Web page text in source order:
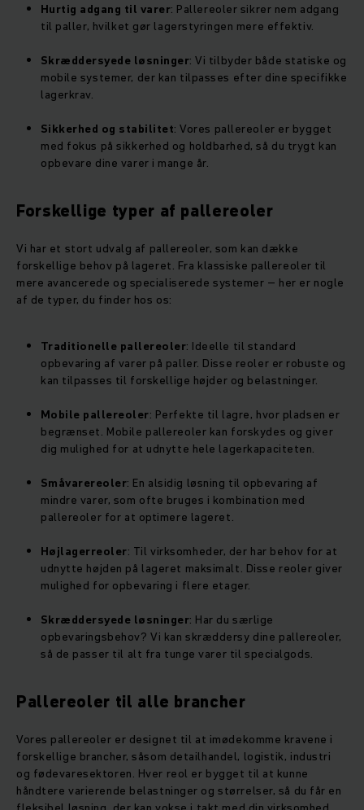
Hurtig adgang til varer: Pallereoler sikrer nem adgang
til paller, hvilket gør lagerstyringen mere effektiv.
Skræddersyede løsninger: Vi tilbyder både statiske og
mobile systemer, der kan tilpasses efter dine specifikke
lagerkrav.
Sikkerhed og stabilitet: Vores pallereoler er bygget
med fokus på sikkerhed og holdbarhed, så du trygt kan
opbevare dine varer i mange år.
Forskellige typer af pallereoler
Vi har et stort udvalg af pallereoler, som kan dække
forskellige behov på lageret. Fra klassiske pallereoler til
mere avancerede og specialiserede systemer – her er nogle
af de typer, du finder hos os:
Traditionelle pallereoler: Ideelle til standard
opbevaring af varer på paller. Disse reoler er robuste og
kan tilpasses til forskellige højder og belastninger.
Mobile pallereoler: Perfekte til lagre, hvor pladsen er
begrænset. Mobile pallereoler kan forskydes og giver
dig mulighed for at udnytte hele lagerkapaciteten.
Småvarereoler: En alsidig løsning til opbevaring af
mindre varer, som ofte bruges i kombination med
pallereoler for at optimere lageret.
Højlagerreoler: Til virksomheder, der har behov for at
udnytte højden på lageret maksimalt. Disse reoler giver
mulighed for opbevaring i flere etager.
Skræddersyede løsninger: Har du særlige
opbevaringsbehov? Vi kan skræddersy dine pallereoler,
så de passer til alt fra tunge varer til specialgods.
Pallereoler til alle brancher
Vores pallereoler er designet til at imødekomme kravene i
forskellige brancher, såsom detailhandel, logistik, industri
og fødevaresektoren. Hver reol er bygget til at kunne
håndtere varierende belastninger og størrelser, så du får en